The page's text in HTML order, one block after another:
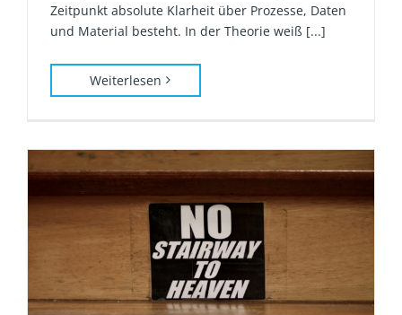
Zeitpunkt absolute Klarheit über Prozesse, Daten
und Material besteht. In der Theorie weiß [...]
Weiterlesen